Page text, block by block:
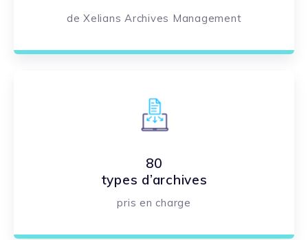
de Xelians Archives Management
80
types d’archives
pris en charge